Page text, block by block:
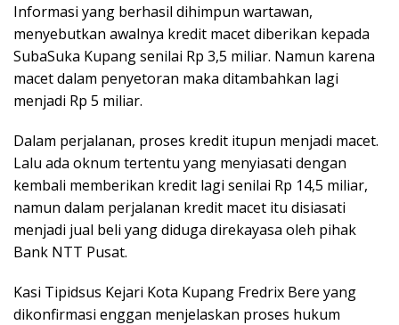
Informasi yang berhasil dihimpun wartawan,
menyebutkan awalnya kredit macet diberikan kepada
SubaSuka Kupang senilai Rp 3,5 miliar. Namun karena
macet dalam penyetoran maka ditambahkan lagi
menjadi Rp 5 miliar.
Dalam perjalanan, proses kredit itupun menjadi macet.
Lalu ada oknum tertentu yang menyiasati dengan
kembali memberikan kredit lagi senilai Rp 14,5 miliar,
namun dalam perjalanan kredit macet itu disiasati
menjadi jual beli yang diduga direkayasa oleh pihak
Bank NTT Pusat.
Kasi Tipidsus Kejari Kota Kupang Fredrix Bere yang
dikonfirmasi enggan menjelaskan proses hukum